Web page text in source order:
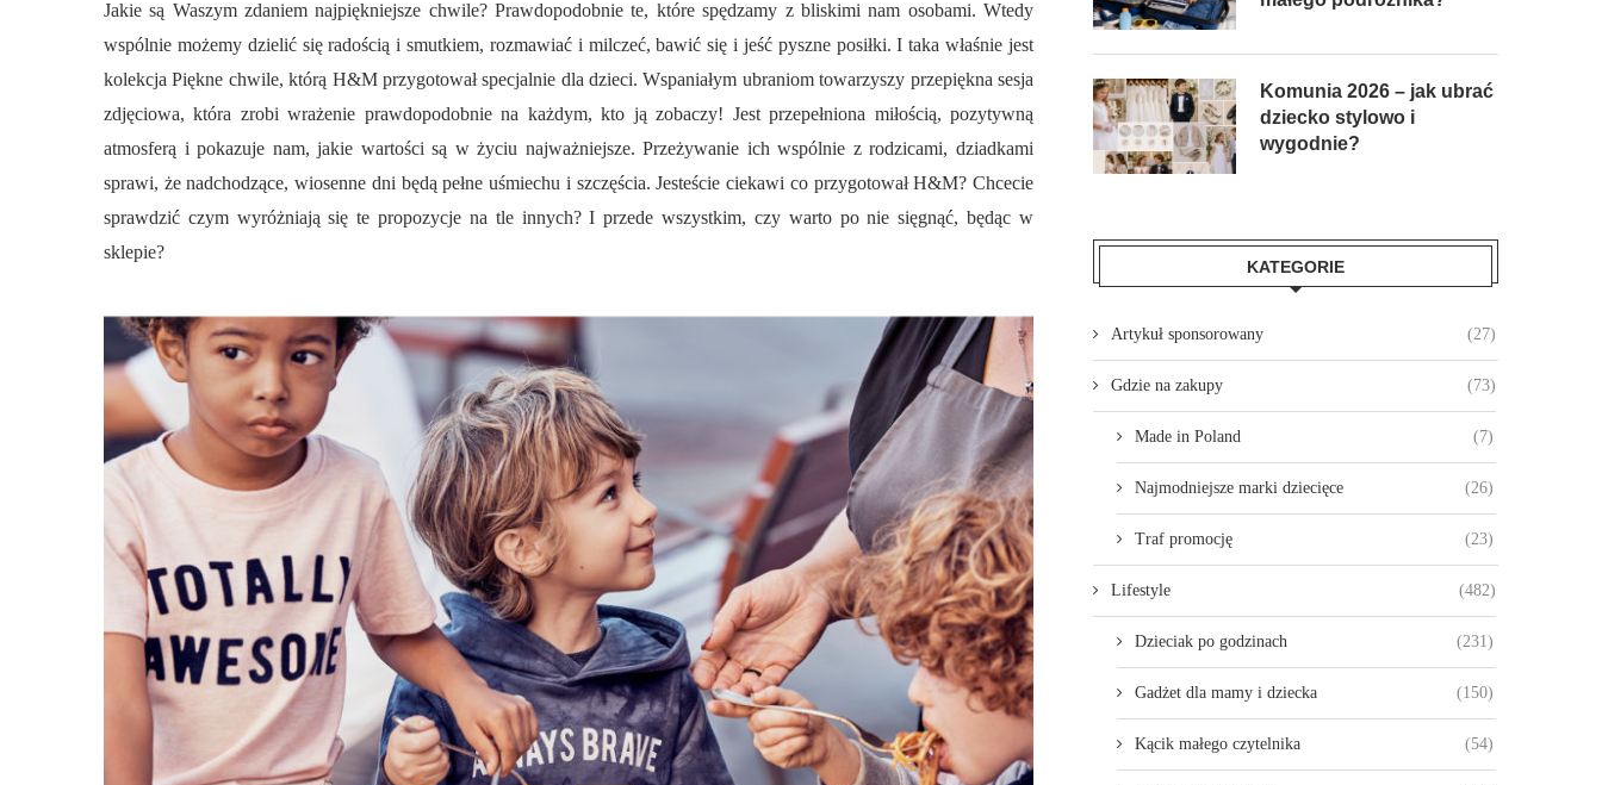
Jakie są Waszym zdaniem najpiękniejsze chwile? Prawdopodobnie te, które spędzamy z bliskimi nam osobami. Wtedy
wspólnie możemy dzielić się radością i smutkiem, rozmawiać i milczeć, bawić się i jeść pyszne posiłki. I taka właśnie jest
kolekcja Piękne chwile, którą H&M przygotował specjalnie dla dzieci. Wspaniałym ubraniom towarzyszy przepiękna sesja
zdjęciowa, która zrobi wrażenie prawdopodobnie na każdym, kto ją zobaczy! Jest przepełniona miłością, pozytywną
atmosferą i pokazuje nam, jakie wartości są w życiu najważniejsze. Przeżywanie ich wspólnie z rodzicami, dziadkami
sprawi, że nadchodzące, wiosenne dni będą pełne uśmiechu i szczęścia. Jesteście ciekawi co przygotował H&M? Chcecie
sprawdzić czym wyróżniają się te propozycje na tle innych? I przede wszystkim, czy warto po nie sięgnąć, będąc w
sklepie?
Komunia 2026 – jak ubrać
dziecko stylowo i
wygodnie?
KATEGORIE
Artykuł sponsorowany (27)
Gdzie na zakupy (73)
Made in Poland (7)
Najmodniejsze marki dziecięce (26)
Traf promocję (23)
Lifestyle (482)
Dzieciak po godzinach (231)
Gadżet dla mamy i dziecka (150)
Kącik małego czytelnika (54)